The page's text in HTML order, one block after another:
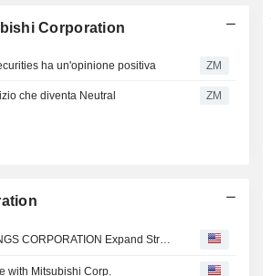
Corporation
ha un'opinione positiva ZM
che diventa Neutral ZM
Mitsubishi Corporation and MEDIPAL HOLDINGS CORPORATION Expand Strategic Alliance to Advance Healthcare, Food, and Consumer Products
with Mitsubishi Corp.